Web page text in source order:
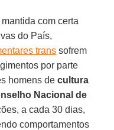
mantida com certa
do País,
trans sofrem
por parte
homens decultura
Nacional de
a cada 30 dias,
comportamentos